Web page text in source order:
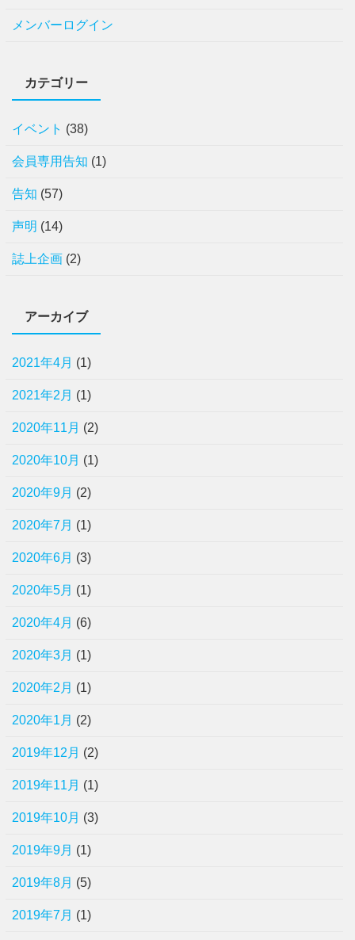
メンバーログイン
カテゴリー
イベント (38)
会員専用告知 (1)
告知 (57)
声明 (14)
誌上企画 (2)
アーカイブ
2021年4月 (1)
2021年2月 (1)
2020年11月 (2)
2020年10月 (1)
2020年9月 (2)
2020年7月 (1)
2020年6月 (3)
2020年5月 (1)
2020年4月 (6)
2020年3月 (1)
2020年2月 (1)
2020年1月 (2)
2019年12月 (2)
2019年11月 (1)
2019年10月 (3)
2019年9月 (1)
2019年8月 (5)
2019年7月 (1)